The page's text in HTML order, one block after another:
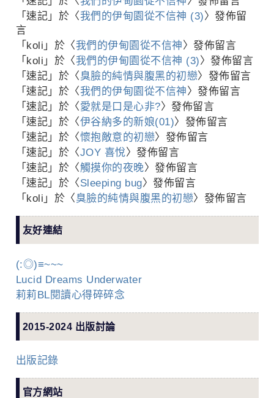
「 速記 」於〈我們的伊甸園從不信神 (3)〉發佈留
言
「 koli 」於〈我們的伊甸園從不信神〉發佈留言
「 koli 」於〈我們的伊甸園從不信神 (3)〉發佈留言
「 速記 」於〈臭臉的純情與腹黑的初戀〉發佈留言
「 速記 」於〈我們的伊甸園從不信神〉發佈留言
「 速記 」於〈愛就是口是心非?〉發佈留言
「 速記 」於〈伊谷納多的新娘(01)〉發佈留言
「 速記 」於〈懷抱敵意的初戀〉發佈留言
「 速記 」於〈JOY 喜悅〉發佈留言
「 速記 」於〈觸摸你的夜晚〉發佈留言
「 速記 」於〈Sleeping bug〉發佈留言
「 koli 」於〈臭臉的純情與腹黑的初戀〉發佈留言
友好連結
(:◎)≡~~~
Lucid Dreams Underwater
莉莉BL閱讀心得碎碎念
2015-2024 出版討論
出版記錄
官方網站